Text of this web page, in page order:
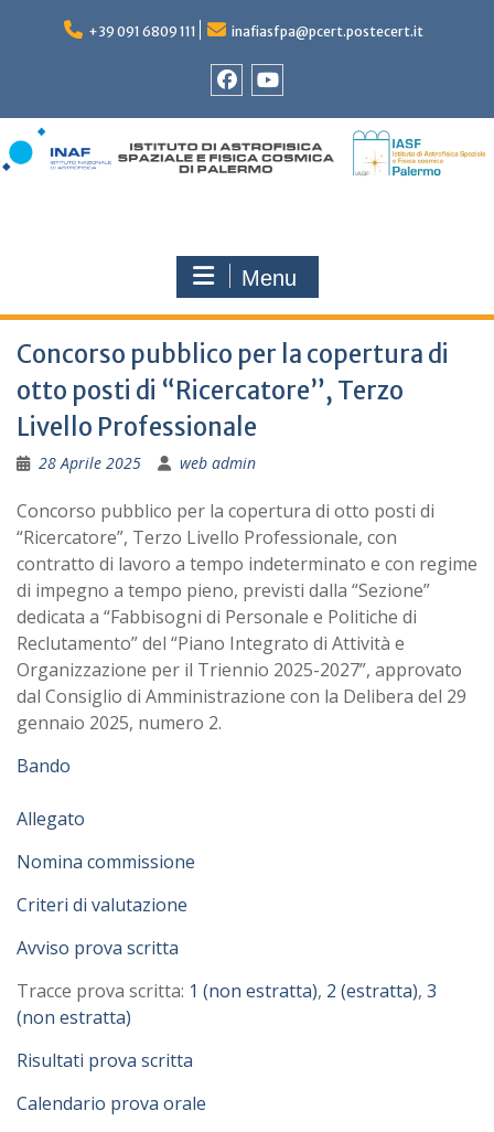
+39 091 6809 111 inafiasfpa@pcert.postecert.it
Menu
Concorso pubblico per la copertura di
otto posti di “Ricercatore”, Terzo
Livello Professionale
28 Aprile 2025 web admin
Concorso pubblico per la copertura di otto posti di
“Ricercatore”, Terzo Livello Professionale, con
contratto di lavoro a tempo indeterminato e con regime
di impegno a tempo pieno, previsti dalla “Sezione”
dedicata a “Fabbisogni di Personale e Politiche di
Reclutamento” del “Piano Integrato di Attività e
Organizzazione per il Triennio 2025-2027”, approvato
dal Consiglio di Amministrazione con la Delibera del 29
gennaio 2025, numero 2.
Bando
Allegato
Nomina commissione
Criteri di valutazione
Avviso prova scritta
Tracce prova scritta: 1 (non estratta), 2 (estratta), 3
(non estratta)
Risultati prova scritta
Calendario prova orale